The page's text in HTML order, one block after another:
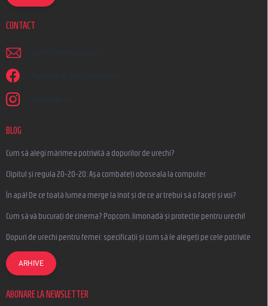
CONTACT
scrieti @ earplugs.ro
Suntem și pe Facebook!
earplugs.ro
BLOG
Cum să alegi mărimea potrivită a dopurilor de urechi?
Clipitul și regula 20-20-20: Așa combateți oboseala la computer
În apă! De ce toată lumea merge la înot și de ce ar trebui să o faceți și voi?
Cum să vă bucurați de cinema? Popcorn, limonadă și protecție pentru urechi!
Dopuri de urechi pentru femei: specificații și cum să le alegeți pe cele potrivite
ARHIVE
ABONARE LA NEWSLETTER